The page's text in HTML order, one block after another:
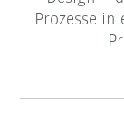
Prozesse